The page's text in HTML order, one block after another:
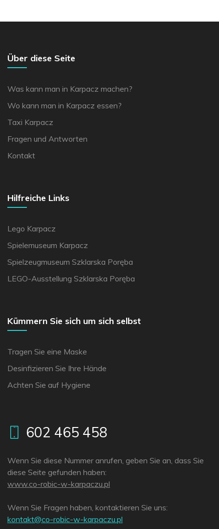
Über diese Seite
Was kann man in Karpacz machen?
Wo kann man in Karpacz essen?
Taxi Karpacz
Fragen und Antworten
Kontakt
Hilfreiche Links
Lego Karpacz
Spielemuseum Karpacz
Spielzeugmuseum Szklarska Poręba
LEGO-Ausstellung Szklarska Poręba
Kümmern Sie sich um sich selbst
Tragen Sie eine Maske
Desinfizieren Sie Ihre Hände
Achten Sie auf Hygiene
602 465 458
Wenn Sie diese Nummer anrufen, geben Sie an, dass Sie
diese Seite gefunden haben:
www.co-robic-w-karpaczu.pl
Wenn Sie Fragen haben, kontaktieren Sie uns:
lp.uzcaprak-w-cibor-oc@tkatnok